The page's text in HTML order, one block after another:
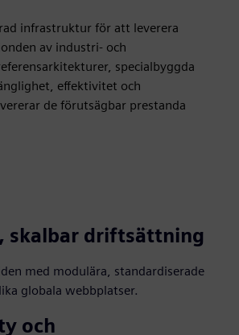
infrastruktur för att leverera
av industri- och
specialbyggda
effektivitet och
de förutsägbar prestanda
skalbar driftsättning
med modulära, standardiserade
globala webbplatser.
och